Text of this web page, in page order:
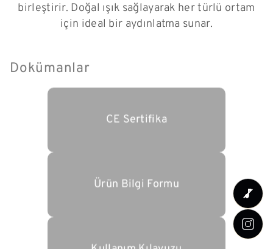
birleştirir. Doğal ışık sağlayarak her türlü ortam
için ideal bir aydınlatma sunar.
Dokümanlar
CE Sertifika
Ürün Bilgi Formu